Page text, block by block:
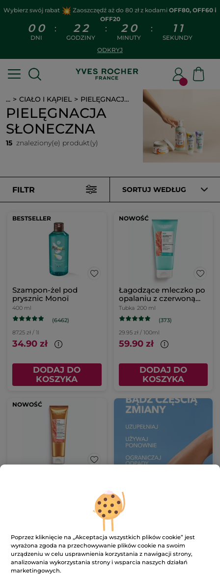
Wybierz swój rabat Zaoszczędź aż do 80 zł z kodami OFF80, OFF60 i
OFF20
0 0
DNI
: 2 2
GODZINY
: 2 0
MINUTY
: 1 1
SEKUNDY
ODKRYJ
... CIAŁO I KĄPIEL PIELĘGNACJA SŁONECZNA
PIELĘGNACJA
SŁONECZNA
15 znaleziony(e) produkt(y)
FILTR SORTUJ WEDŁUG
BESTSELLER
Szampon-żel pod
prysznic Monoï
400 ml
(6462)
87.25 zł / 1l
34.90 zł
DODAJ DO
KOSZYKA
NOWOŚĆ
Łagodzące mleczko po
opalaniu z czerwoną
mikroalgą i
mikołajkiem
nadmorskim 200 ml
Tubka 200 ml
(373)
29.95 zł / 100ml
59.90 zł
DODAJ DO
KOSZYKA
NOWOŚĆ
DODAJ DO
KOSZYKA
Poprzez kliknięcie na „Akceptacja wszystkich plików cookie” jest
wyrażona zgoda na przechowywanie plików cookie na swoim
urządzeniu w celu usprawnienia korzystania z nawigacji strony,
analizowania wykorzystania strony i wsparcia naszych działań
marketingowych.